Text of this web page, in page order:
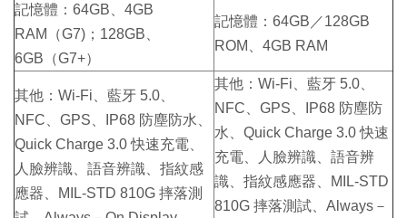
記憶體：64GB、4GB
RAM（G7)；128GB、
6GB（G7+）
記憶體：64GB／128GB
ROM、4GB RAM
其他：Wi-Fi、藍牙 5.0、
NFC、GPS、IP68 防塵防水、
Quick Charge 3.0 快速充電、
人臉辨識、語音辨識、指紋感
應器、MIL-STD 810G 摔落測
其他：Wi-Fi、藍牙 5.0、
NFC、GPS、IP68 防塵防
水、Quick Charge 3.0 快速
充電、人臉辨識、語音辨
識、指紋感應器、MIL-STD
810G 摔落測試、Always－